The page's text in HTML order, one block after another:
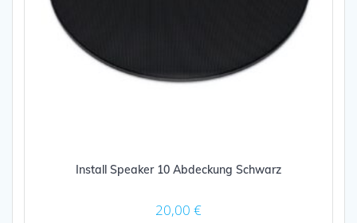
Install Speaker 10 Abdeckung Schwarz
20,00 €